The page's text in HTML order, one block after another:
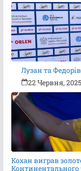
Лузан та
22 Червня, 2025
Кохан виграв
Континентального